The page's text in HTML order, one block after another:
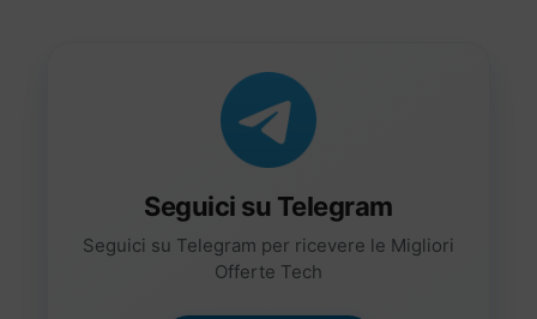
Seguici su Telegram
Seguici su Telegram per ricevere le Migliori
Offerte Tech